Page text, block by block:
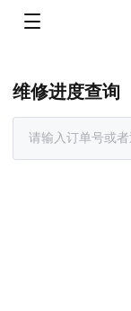
维修进度查询